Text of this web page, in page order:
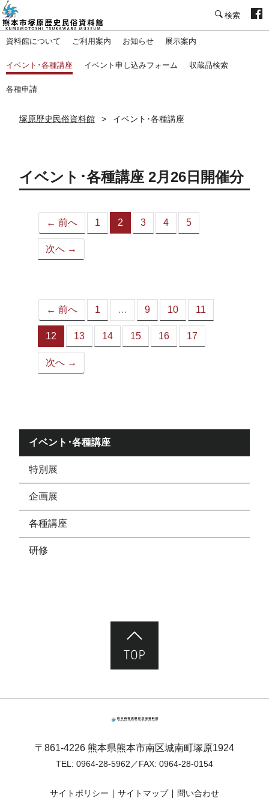
資料館について ご利用案内 お知らせ 展示案内
イベント･各種講座 イベント申し込みフォーム 収蔵品検索
各種申請
塚原歴史民俗資料館 イベント･各種講座
イベント･各種講座 2月26日開催分
← 前へ 1 2
（こ
3 4 5
次へ →
← 前へ 1 … 9 10 11
12
（こ
の
ペ
13 14 15 16 17
次へ →
イベント･各種講座
特別展
企画展
各種講座
研修
〒861-4226 熊本県熊本市南区城南町塚原1924
TEL: 0964-28-5962 ／FAX: 0964-28-0154
サイトポリシー サイトマップ 問い合わせ